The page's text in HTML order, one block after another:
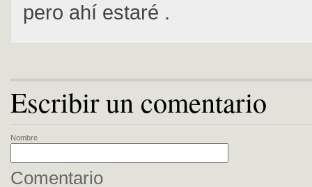
pero ahí estaré .
Escribir un comentario
Nombre
Comentario